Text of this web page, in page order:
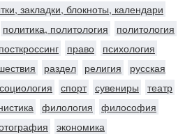
закладки, блокноты, календари
политика, политология
политология
право
психология
раздел религия
русская
социология спорт сувениры
театр
филология
философия
экономика